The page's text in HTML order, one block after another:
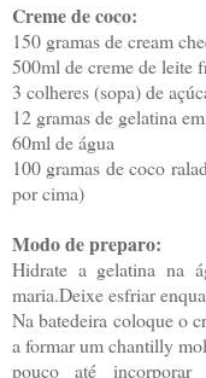
Creme de coco:
150 gramas de cream
500ml de creme de leite
3 colheres (sopa) de
12 gramas de gelatina
60ml de água
100 gramas de coco
por cima)
Modo de preparo:
Hidrate a gelatina na
maria.Deixe esfriar
Na batedeira coloque o
a formar um chantilly
pouco até